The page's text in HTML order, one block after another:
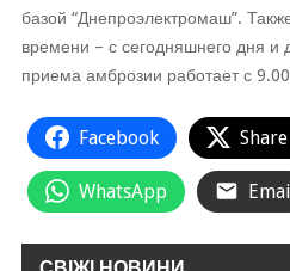
базой “Днепроэлектромаш”.
времени – с сегодняшнего дня и
приема амброзии работает с
Facebook
WhatsApp